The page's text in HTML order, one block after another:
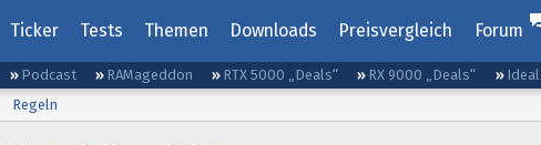
Ticker Tests Themen Downloads Preisvergleich Forum
Podcast RAMageddon RTX 5000 „Deals“ RX 9000 „Deals“
Regeln